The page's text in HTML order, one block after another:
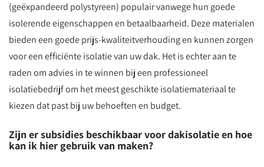
(geëxpandeerd polystyreen) populair vanwege hun goede
isolerende eigenschappen en betaalbaarheid. Deze materialen
bieden een goede prijs-kwaliteitverhouding en kunnen zorgen
voor een efficiënte isolatie van uw dak. Het is echter aan te
raden om advies in te winnen bij een professioneel
isolatiebedrijf om het meest geschikte isolatiemateriaal te
kiezen dat past bij uw behoeften en budget.
Zijn er subsidies beschikbaar voor dakisolatie en hoe
kan ik hier gebruik van maken?